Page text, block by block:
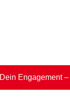
Dein Engagement